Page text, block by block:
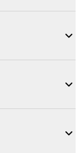


